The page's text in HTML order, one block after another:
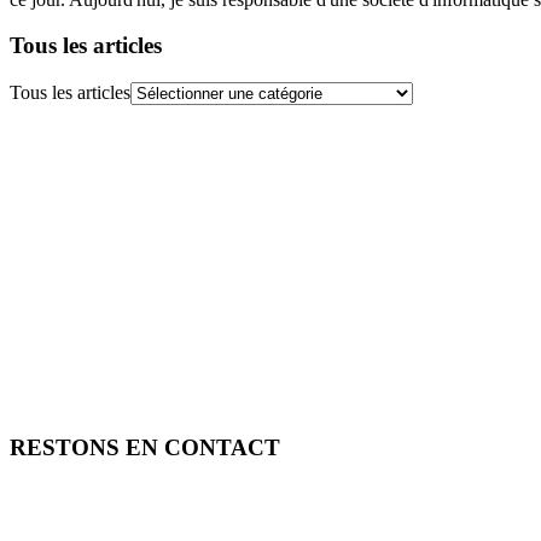
Tous les articles
Tous les articles
RESTONS EN CONTACT